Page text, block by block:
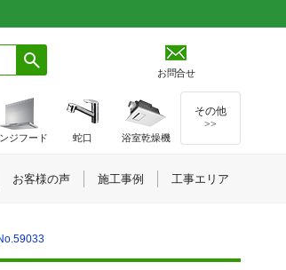
お問合せ
ジフード 蛇口 浴室乾燥機
その他
>>
お客様の声 施工事例 工事エリア